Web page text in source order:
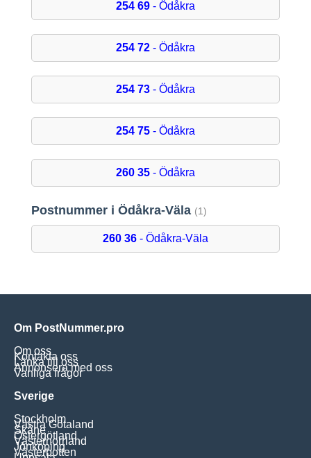
254 69- Ödåkra
254 72- Ödåkra
254 73- Ödåkra
254 75- Ödåkra
260 35- Ödåkra
Postnummer i Ödåkra-Väla (1)
260 36- Ödåkra-Väla
Om PostNummer.pro
Om oss
Kontakta oss
Länka till oss
Annonsera med oss
Vanliga frågor
Sverige
Stockholm
Västra Götaland
Skåne
Östergötland
Västernorrland
Jönköping
Västerbotten